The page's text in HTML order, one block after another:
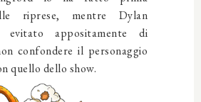
riprese, mentre Dylan
appositamente di
confondere il personaggio
quello dello show.